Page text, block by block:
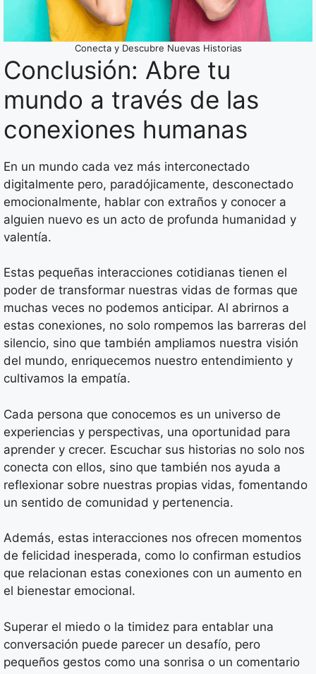
Conecta y Descubre Nuevas Historias
Conclusión: Abre tu
mundo a través de las
conexiones humanas
En un mundo cada vez más interconectado
digitalmente pero, paradójicamente, desconectado
emocionalmente, hablar con extraños y conocer a
alguien nuevo es un acto de profunda humanidad y
valentía.
Estas pequeñas interacciones cotidianas tienen el
poder de transformar nuestras vidas de formas que
muchas veces no podemos anticipar. Al abrirnos a
estas conexiones, no solo rompemos las barreras del
silencio, sino que también ampliamos nuestra visión
del mundo, enriquecemos nuestro entendimiento y
cultivamos la empatía.
Cada persona que conocemos es un universo de
experiencias y perspectivas, una oportunidad para
aprender y crecer. Escuchar sus historias no solo nos
conecta con ellos, sino que también nos ayuda a
reflexionar sobre nuestras propias vidas, fomentando
un sentido de comunidad y pertenencia.
Además, estas interacciones nos ofrecen momentos
de felicidad inesperada, como lo confirman estudios
que relacionan estas conexiones con un aumento en
el bienestar emocional.
Superar el miedo o la timidez para entablar una
conversación puede parecer un desafío, pero
pequeños gestos como una sonrisa o un comentario